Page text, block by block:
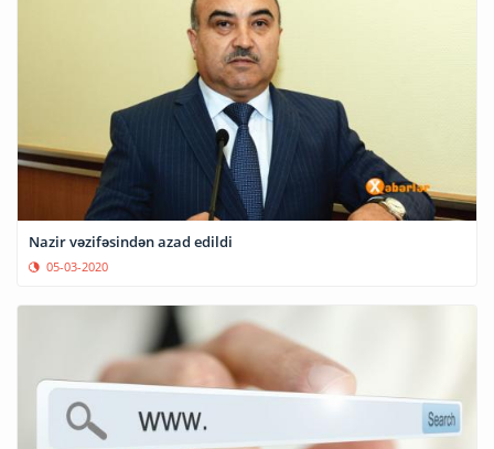
Nazir vəzifəsindən azad edildi
05-03-2020